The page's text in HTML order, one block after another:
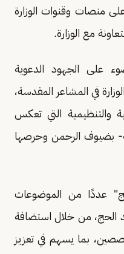
منصات وقنوات الوزارة
مع الوزارة.
على الجهود الدعوية
في المشاعر المقدسة،
والتنظيمية التي تعكس
بضيوف الرحمن وحرصها
عددًا من الموضوعات
الحج، من خلال استضافة
بما يسهم في تعزيز